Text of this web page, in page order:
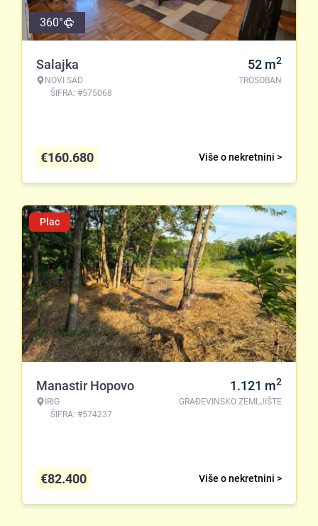
360°
Salajka
NOVI SAD
ŠIFRA: #575068
52 m2
TROSOBAN
Više o nekretnini >
€160.680
Plac
Manastir Hopovo
IRIG
ŠIFRA: #574237
1.121 m2
GRAĐEVINSKO ZEMLJIŠTE
Više o nekretnini >
€82.400